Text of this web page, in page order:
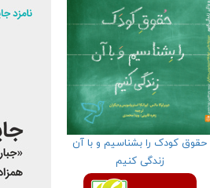
حقوق کودک را بشناسیم و با آن
زندگی کنیم